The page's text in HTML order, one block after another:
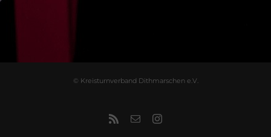
© Kreisturnverband Dithmarschen e.V.
Rss
E-
Instagram